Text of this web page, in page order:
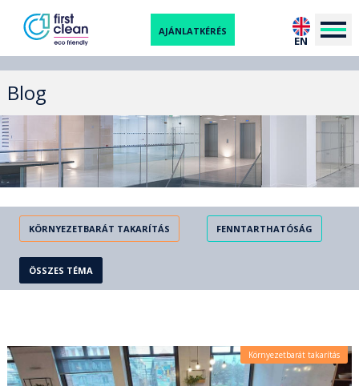
EN
AJÁNLATKÉRÉS
Blog
KÖRNYEZETBARÁT TAKARÍTÁS FENNTARTHATÓSÁG
ÖSSZES TÉMA
Környezetbarát takarítás